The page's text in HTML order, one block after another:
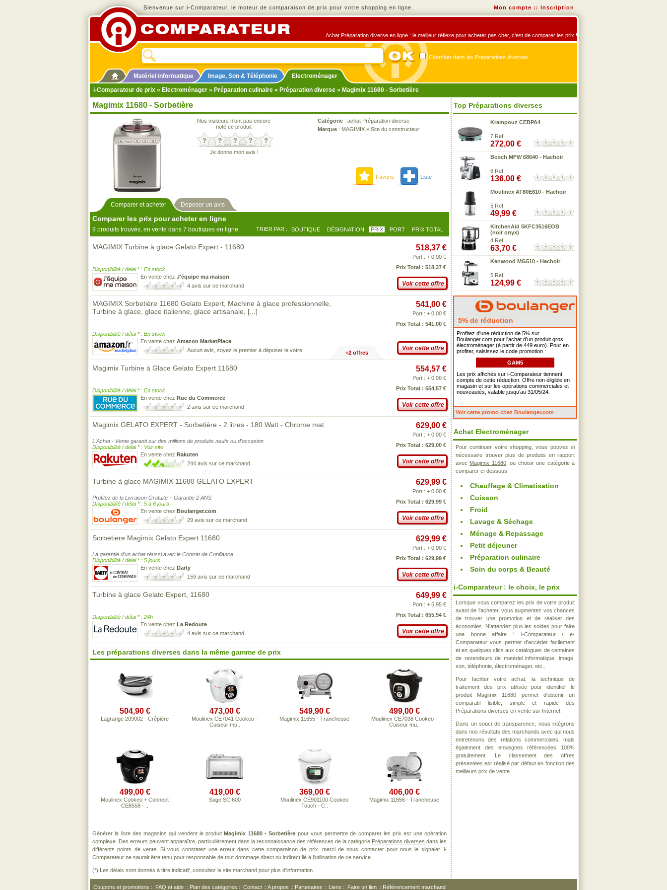
Bienvenue sur i-Comparateur, le moteur de comparaison de prix pour votre shopping en ligne. Mon compte :: Inscription
Achat Préparation diverse en ligne : le meilleur réflexe pour acheter pas cher, c'est de comparer les prix !
Chercher dans les Préparations diverses
Matériel informatique Image, Son & Téléphonie
Electroménager
i-Comparateur de prix » Electroménager » Préparation culinaire » Préparation diverse » Magimix 11680 - Sorbetière
Magimix 11680 - Sorbetière
Nos visiteurs n'ont pas encore
noté ce produit
Je donne mon avis !
Catégorie : achat Préparation diverse
Marque : MAGIMIX » Site du constructeur
Favoris Liste
Comparer et acheter Déposer un avis
Comparer les prix pour acheter en ligne
9 produits trouvés, en vente dans 7 boutiques en ligne. TRIER PAR : BOUTIQUE DÉSIGNATION PRIX PORT PRIX TOTAL
MAGIMIX Turbine à glace Gelato Expert - 11680
Disponibilité / délai * : En stock
En vente chez J'équipe ma maison
4 avis sur ce marchand
518,37 €
Port : + 0,00 €
Prix Total : 518,37 €
Voir cette offre
MAGIMIX Sorbetière 11680 Gelato Expert, Machine à glace professionnelle,
Turbine à glace, glace italienne, glace artisanale, [...]
Disponibilité / délai * : En stock
En vente chez Amazon MarketPlace
Aucun avis, soyez le premier à déposer le votre
541,00 €
Port : + 0,00 €
Prix Total : 541,00 €
Voir cette offre
+2 offres
Magimix Turbine à Glace Gelato Expert 11680
Disponibilité / délai * : En stock
En vente chez Rue du Commerce
2 avis sur ce marchand
554,57 €
Port : + 0,00 €
Prix Total : 554,57 €
Voir cette offre
Magimix GELATO EXPERT - Sorbetière - 2 litres - 180 Watt - Chrome mat
L'Achat - Vente garanti sur des millions de produits neufs ou d'occasion
Disponibilité / délai * : Voir site
En vente chez Rakuten
244 avis sur ce marchand
629,00 €
Port : + 0,00 €
Prix Total : 629,00 €
Voir cette offre
Turbine à glace MAGIMIX 11680 GELATO EXPERT
Profitez de la Livraison Gratuite + Garantie 2 ANS
Disponibilité / délai * : 5 à 6 jours
En vente chez Boulanger.com
29 avis sur ce marchand
629,99 €
Port : + 0,00 €
Prix Total : 629,99 €
Voir cette offre
Sorbetiere Magimix Gelato Expert 11680
La garantie d'un achat réussi avec le Contrat de Confiance
Disponibilité / délai * : 5 jours
En vente chez Darty
159 avis sur ce marchand
629,99 €
Port : + 0,00 €
Prix Total : 629,99 €
Voir cette offre
Turbine à glace Gelato Expert, 11680
Disponibilité / délai * : 24h
En vente chez La Redoute
4 avis sur ce marchand
649,99 €
Port : + 5,95 €
Prix Total : 655,94 €
Voir cette offre
Les préparations diverses dans la même gamme de prix
504,90 €
Lagrange 209002 - Crêpière
473,00 €
Moulinex CE7041 Cookeo -
Cuiseur mu..
549,90 €
Magimix 11655 - Trancheuse
499,00 €
Moulinex CE7038 Cookeo -
Cuiseur mu..
499,00 €
Moulinex Cookeo + Connect
CE8558 - ..
419,00 €
Sage SCI600
369,00 €
Moulinex CE901100 Cookeo
Touch - C..
406,00 €
Magimix 11656 - Trancheuse
Générer la liste des magasins qui vendent le produitMagimix 11680 - Sorbetière pour vous permettre de comparer les prix est une opération
complexe. Des erreurs peuvent apparaître, particulièrement dans la reconnaissance des références de la catégorie Préparations diverses dans les
différents points de vente. Si vous constatez une erreur dans cette comparaison de prix, merci denous contacterpour nous le signaler. i-
Comparateur ne saurait être tenu pour responsable de tout dommage direct ou indirect lié à l'utilisation de ce service.
(*) Les délais sont donnés à titre indicatif, consultez le site marchand pour plus d'information.
Top Préparations diverses
Krampouz CEBPA4
7 Ref.
272,00 €
Bosch MFW 68640 - Hachoir
6 Ref.
136,00 €
Moulinex AT80E810 - Hachoir
5 Ref.
49,99 €
KitchenAid 5KFC3516EOB
(noir onyx)
4 Ref.
63,70 €
Kenwood MG510 - Hachoir
5 Ref.
124,99 €
5% de réduction
Profitez d'une réduction de 5% sur
Boulanger.com pour l'achat d'un produit gros
électroménager (à partir de 449 euro). Pour en
profiter, saisissez le code promotion :
GAM5
Les prix affichés sur i-Comparateur tiennent
compte de cette réduction. Offre non éligible en
magasin et sur les opérations commerciales et
nouveautés, valable jusqu'au 31/05/24.
Voir cette promo chez Boulanger.com
Achat Electroménager
Pour continuer votre shopping, vous pouvez si
nécessaire trouver plus de produits en rapport
avec Magimix 11680, ou choisir une catégorie à
comparer ci-dessous
Chauffage & Climatisation
Cuisson
Froid
Lavage & Séchage
Ménage & Repassage
Petit déjeuner
Préparation culinaire
Soin du corps & Beauté
i-Comparateur : le choix, le prix
Lorsque vous comparez les prix de votre produit
avant de l'acheter, vous augmentez vos chances
de trouver une promotion et de réaliser des
économies. N'attendez plus les soldes pour faire
une bonne affaire ! i-Comparateur / e-
Comparateur vous permet d'accéder facilement
et en quelques clics aux catalogues de centaines
de revendeurs de matériel informatique, image,
son, téléphonie, électroménager, etc..
Pour faciliter votre achat, la technique de
traitement des prix utilisée pour identifier le
produit Magimix 11680 permet d'obtenir un
comparatif lisible, simple et rapide des
Préparations diverses en vente sur Internet.
Dans un souci de transparence, nous intégrons
dans nos résultats des marchands avec qui nous
entretenons des relations commerciales, mais
également des enseignes référencées 100%
gratuitement. Le classement des offres
présentées est réalisé par défaut en fonction des
meilleurs prix de vente.
Coupons et promotions :: FAQ et aide :: Plan des catégories :: Contact :: A propos :: Partenaires :: Liens :: Faire un lien :: Référencement marchand